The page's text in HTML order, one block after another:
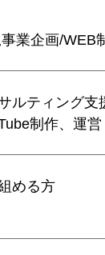
業企画/WEB
ルティング
制作、運
める方